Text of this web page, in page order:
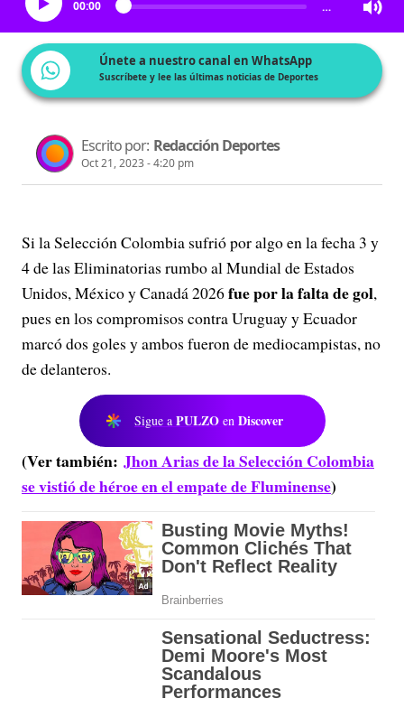
00:00 …
Únete a nuestro canal en WhatsApp
Suscríbete y lee las últimas noticias de Deportes
Escrito por: Redacción Deportes
Oct 21, 2023 - 4:20 pm
Si la Selección Colombia sufrió por algo en la fecha 3 y
4 de las Eliminatorias rumbo al Mundial de Estados
Unidos, México y Canadá 2026fue por la falta de gol,
pues en los compromisos contra Uruguay y Ecuador
marcó dos goles y ambos fueron de mediocampistas, no
de delanteros.
Sigue a PULZO en Discover
(Ver también: Jhon Arias de la Selección Colombia
se vistió de héroe en el empate de Fluminense)